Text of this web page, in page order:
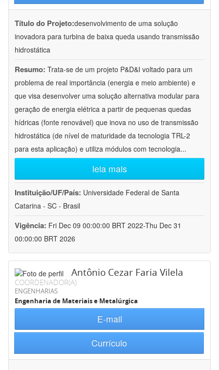
Título do Projeto:desenvolvimento de uma solução
inovadora para turbina de baixa queda usando transmissão
hidrostática
Resumo: Trata-se de um projeto P&D&I voltado para um
problema de real importância (energia e meio ambiente) e
que visa desenvolver uma solução alternativa modular para
geração de energia elétrica a partir de pequenas quedas
hídricas (fonte renovável) que inova no uso de transmissão
hidrostática (de nível de maturidade da tecnologia TRL-2
para esta aplicação) e utiliza módulos com tecnologia...
leia mais
Instituição/UF/País: Universidade Federal de Santa
Catarina - SC - Brasil
Vigência: Fri Dec 09 00:00:00 BRT 2022-Thu Dec 31
00:00:00 BRT 2026
Antônio Cezar Faria Vilela
COORDENADOR(A)
ENGENHARIAS
Engenharia de Materiais e Metalúrgica
E-mail
Currículo